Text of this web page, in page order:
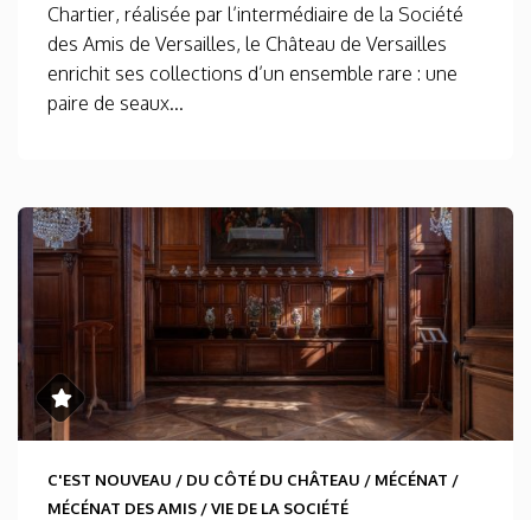
Chartier, réalisée par l’intermédiaire de la Société
des Amis de Versailles, le Château de Versailles
enrichit ses collections d’un ensemble rare : une
paire de seaux...
C'EST NOUVEAU / DU CÔTÉ DU CHÂTEAU / MÉCÉNAT /
MÉCÉNAT DES AMIS /VIE DE LA SOCIÉTÉ